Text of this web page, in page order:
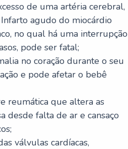
de uma artéria cerebral,
agudo do miocárdio
no qual há uma interrupção
pode ser fatal;
no coração durante o seu
e pode afetar o bebê
reumática que altera as
desde falta de ar e cansaço
válvulas cardíacas,